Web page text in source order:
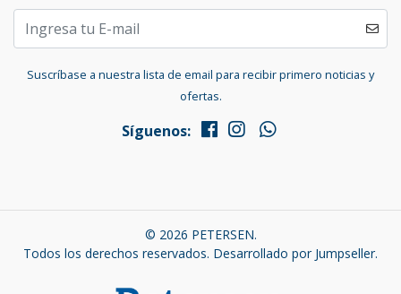
Suscríbase a nuestra lista de email para recibir primero noticias y
ofertas.
Síguenos:
© 2026 PETERSEN.
Todos los derechos reservados. Desarrollado por Jumpseller.